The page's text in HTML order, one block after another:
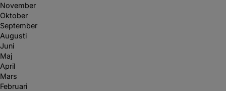
November
Oktober
September
Augusti
Juni
Maj
April
Mars
Februari